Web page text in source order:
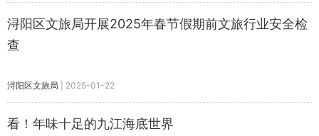
浔阳区文旅局开展2025年春节假期前文旅行业安全检
查
浔阳区文旅局 2025-01-22
看！年味十足的九江海底世界